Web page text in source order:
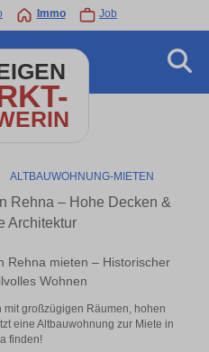
Immo Job
ALTBAUWOHNUNG-MIETEN
Rehna – Hohe Decken &
Architektur
Rehna mieten – Historischer
Wohnen
großzügigen Räumen, hohen
eine Altbauwohnung zur Miete in
finden!